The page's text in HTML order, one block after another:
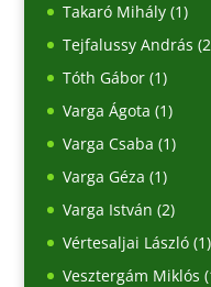
Takaró Mihály(1)
Tejfalussy András
Tóth Gábor(1)
Varga Ágota (1)
Varga Csaba (1)
Varga Géza (1)
Varga István (2)
Vértesaljai László(1)
Vesztergám Miklós